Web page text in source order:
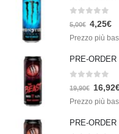
Su 5
5,00€ 4,25€
Prezzo più
Su 5
19,90€ 16,92
Prezzo più